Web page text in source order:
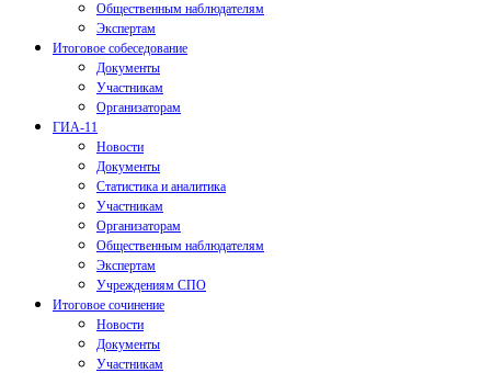
Общественным наблюдателям
Экспертам
Итоговое собеседование
Документы
Участникам
Организаторам
ГИА-11
Новости
Документы
Статистика и аналитика
Участникам
Организаторам
Общественным наблюдателям
Экспертам
Учреждениям СПО
Итоговое сочинение
Новости
Документы
Участникам